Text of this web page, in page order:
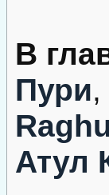
В
Пури,
Атул